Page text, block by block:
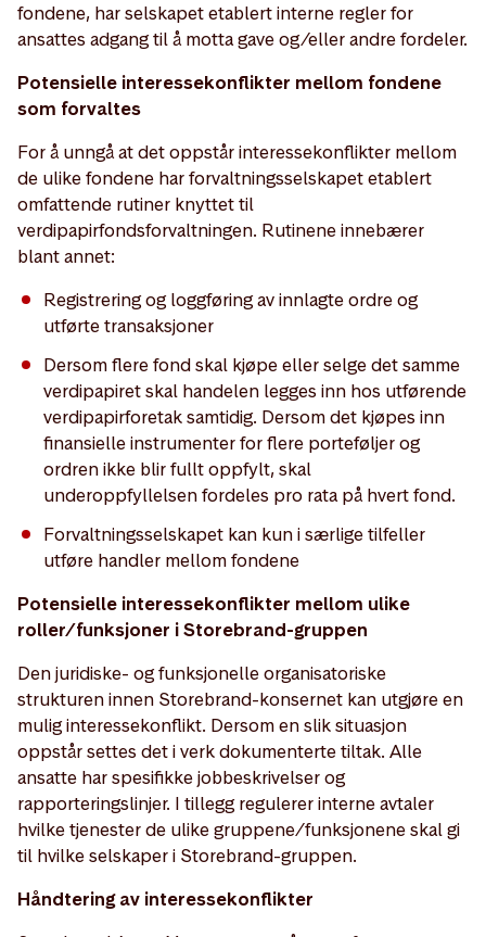
fondene, har selskapet etablert interne regler for
ansattes adgang til å motta gave og/eller andre fordeler.
Potensielle interessekonflikter mellom fondene
som forvaltes
For å unngå at det oppstår interessekonflikter mellom
de ulike fondene har forvaltningsselskapet etablert
omfattende rutiner knyttet til
verdipapirfondsforvaltningen. Rutinene innebærer
blant annet:
Registrering og loggføring av innlagte ordre og
utførte transaksjoner
Dersom flere fond skal kjøpe eller selge det samme
verdipapiret skal handelen legges inn hos utførende
verdipapirforetak samtidig. Dersom det kjøpes inn
finansielle instrumenter for flere porteføljer og
ordren ikke blir fullt oppfylt, skal
underoppfyllelsen fordeles pro rata på hvert fond.
Forvaltningsselskapet kan kun i særlige tilfeller
utføre handler mellom fondene
Potensielle interessekonflikter mellom ulike
roller/funksjoner i Storebrand-gruppen
Den juridiske- og funksjonelle organisatoriske
strukturen innen Storebrand-konsernet kan utgjøre en
mulig interessekonflikt. Dersom en slik situasjon
oppstår settes det i verk dokumenterte tiltak. Alle
ansatte har spesifikke jobbeskrivelser og
rapporteringslinjer. I tillegg regulerer interne avtaler
hvilke tjenester de ulike gruppene/funksjonene skal gi
til hvilke selskaper i Storebrand-gruppen.
Håndtering av interessekonflikter